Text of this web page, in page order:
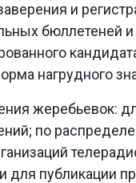
и
нагрудного
жеребьевок:
по
публикации